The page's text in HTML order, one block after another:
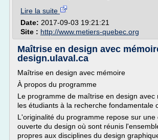
Lire la suite
Date: 2017-09-03 19:21:21
Site : http://www.metiers-quebec.org
Maîtrise en design avec
design.ulaval.ca
Maîtrise en design avec mémoire
À propos du programme
Le programme de maîtrise en design avec
les étudiants à la recherche fondamentale
L'originalité du programme repose sur une
ouverte du design où sont réunis
propres aux disciplines du design